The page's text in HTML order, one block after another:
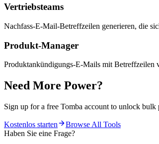
Vertriebsteams
Nachfass-E-Mail-Betreffzeilen generieren, die
Produkt-Manager
Produktankündigungs-E-Mails mit Betreffzeilen
Need More Power?
Sign up for a free Tomba account to unlock bulk
Kostenlos starten
Browse All Tools
Haben Sie eine Frage?